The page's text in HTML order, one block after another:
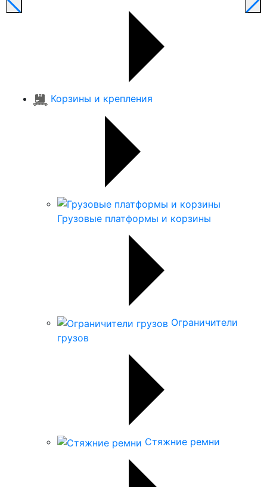
Корзины и крепления
Грузовые платформы и корзины
Ограничители
грузов
Стяжние ремни